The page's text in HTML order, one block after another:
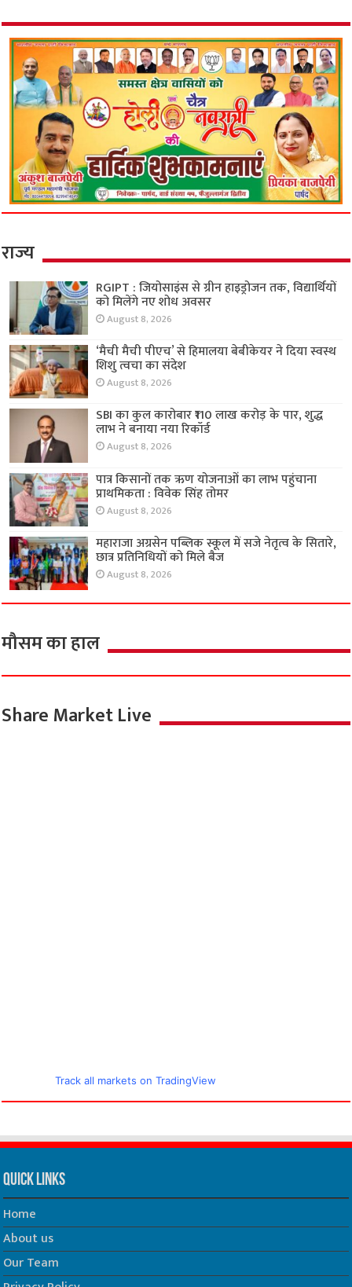
राज्य
RGIPT : जियोसाइंस से ग्रीन हाइड्रोजन तक, विद्यार्थियों
को मिलेंगे नए शोध अवसर
August 8, 2026
‘मैची मैची पीएच’ से हिमालया बेबीकेयर ने दिया स्वस्थ
शिशु त्वचा का संदेश
August 8, 2026
SBI का कुल कारोबार ₹110 लाख करोड़ के पार, शुद्ध
लाभ ने बनाया नया रिकॉर्ड
August 8, 2026
पात्र किसानों तक ऋण योजनाओं का लाभ पहुंचाना
प्राथमिकता : विवेक सिंह तोमर
August 8, 2026
महाराजा अग्रसेन पब्लिक स्कूल में सजे नेतृत्व के सितारे,
छात्र प्रतिनिधियों को मिले बैज
August 8, 2026
मौसम का हाल
Share Market Live
Track all markets on TradingView
Quick Links
Home
About us
Our Team